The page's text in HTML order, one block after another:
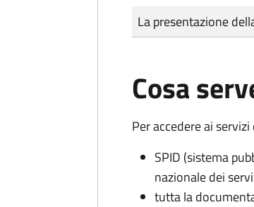
Tipo di pagamento
Importo
La presentazione
Cosa
Per accedere ai
SPID (sistema
nazionale dei
tutta la